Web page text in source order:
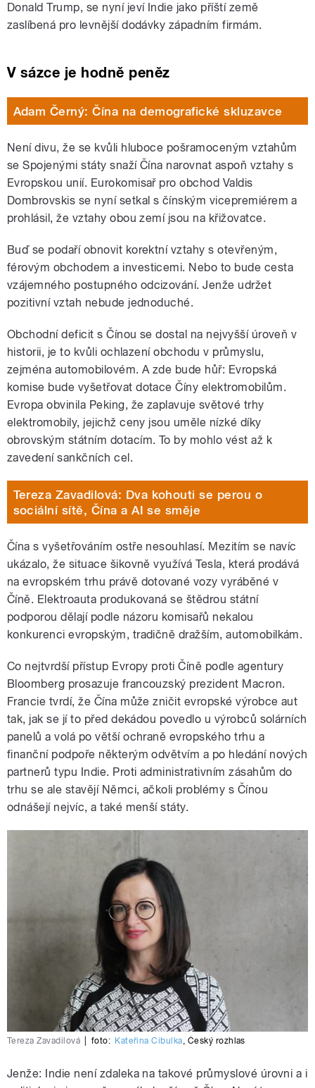
Donald Trump, se nyní jeví Indie jako příští země
zaslíbená pro levnější dodávky západním firmám.
V sázce je hodně peněz
Adam Černý: Čína na demografické skluzavce
Není divu, že se kvůli hluboce pošramoceným vztahům
se Spojenými státy snaží Čína narovnat aspoň vztahy s
Evropskou unií. Eurokomisař pro obchod Valdis
Dombrovskis se nyní setkal s čínským vicepremiérem a
prohlásil, že vztahy obou zemí jsou na křižovatce.
Buď se podaří obnovit korektní vztahy s otevřeným,
férovým obchodem a investicemi. Nebo to bude cesta
vzájemného postupného odcizování. Jenže udržet
pozitivní vztah nebude jednoduché.
Obchodní deficit s Čínou se dostal na nejvyšší úroveň v
historii, je to kvůli ochlazení obchodu v průmyslu,
zejména automobilovém. A zde bude hůř: Evropská
komise bude vyšetřovat dotace Číny elektromobilům.
Evropa obvinila Peking, že zaplavuje světové trhy
elektromobily, jejichž ceny jsou uměle nízké díky
obrovským státním dotacím. To by mohlo vést až k
zavedení sankčních cel.
Tereza Zavadilová: Dva kohouti se perou o
sociální sítě, Čína a AI se směje
Čína s vyšetřováním ostře nesouhlasí. Mezitím se navíc
ukázalo, že situace šikovně využívá Tesla, která prodává
na evropském trhu právě dotované vozy vyráběné v
Číně. Elektroauta produkovaná se štědrou státní
podporou dělají podle názoru komisařů nekalou
konkurenci evropským, tradičně dražším, automobilkám.
Co nejtvrdší přístup Evropy proti Číně podle agentury
Bloomberg prosazuje francouzský prezident Macron.
Francie tvrdí, že Čína může zničit evropské výrobce aut
tak, jak se jí to před dekádou povedlo u výrobců solárních
panelů a volá po větší ochraně evropského trhu a
finanční podpoře některým odvětvím a po hledání nových
partnerů typu Indie. Proti administrativním zásahům do
trhu se ale stavějí Němci, ačkoli problémy s Čínou
odnášejí nejvíc, a také menší státy.
Tereza Zavadilová foto: Kateřina Cibulka Český rozhlas
Jenže: Indie není zdaleka na takové průmyslové úrovni a i